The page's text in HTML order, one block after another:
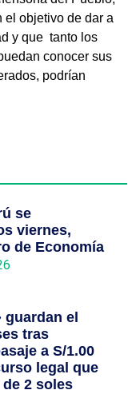
se
viernes,
de Economía
el
tras
a S/1.00
legal que
2 soles
objetivo de dar a
y que tanto los
conocer sus
podrían